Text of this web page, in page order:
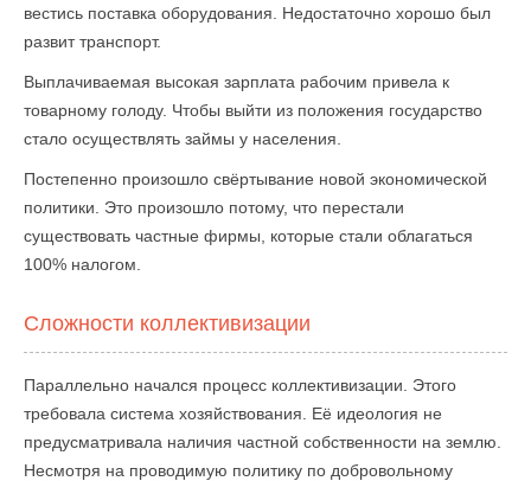
вестись поставка оборудования. Недостаточно хорошо был
развит транспорт.
Выплачиваемая высокая зарплата рабочим привела к
товарному голоду. Чтобы выйти из положения государство
стало осуществлять займы у населения.
Постепенно произошло свёртывание новой экономической
политики. Это произошло потому, что перестали
существовать частные фирмы, которые стали облагаться
100% налогом.
Сложности коллективизации
Параллельно начался процесс коллективизации. Этого
требовала система хозяйствования. Её идеология не
предусматривала наличия частной собственности на землю.
Несмотря на проводимую политику по добровольному